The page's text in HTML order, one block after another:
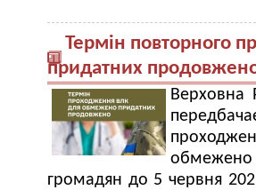
Термін повторного
придатних
Верховна
обмежено
громадян до 5 червня